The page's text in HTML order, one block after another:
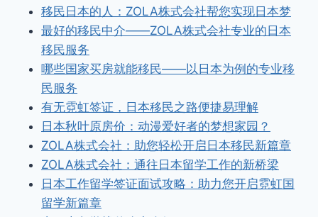
移民日本的人：ZOLA株式会社帮您实现日本梦
最好的移民中介——ZOLA株式会社专业的日本
移民服务
哪些国家买房就能移民——以日本为例的专业移
民服务
有无霓虹签证，日本移民之路便捷易理解
日本秋叶原房价：动漫爱好者的梦想家园？
ZOLA株式会社：助您轻松开启日本移民新篇章
ZOLA株式会社：通往日本留学工作的新桥梁
日本工作留学签证面试攻略：助力您开启霓虹国
留学新篇章